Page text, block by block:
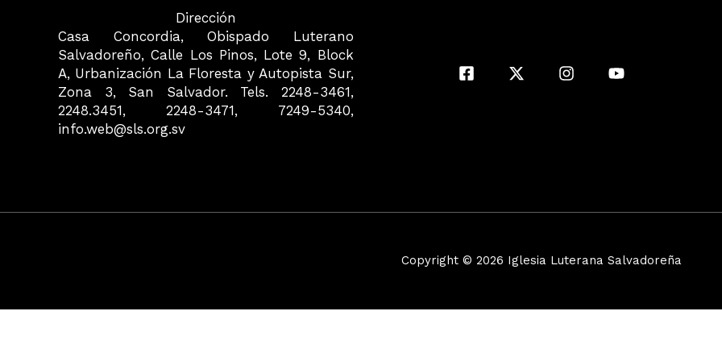
Dirección
Casa Concordia, Obispado Luterano
Salvadoreño, Calle Los Pinos, Lote 9, Block
A, Urbanización La Floresta y Autopista Sur,
Zona 3, San Salvador. Tels. 2248-3461,
2248.3451, 2248-3471, 7249-5340,
info.web@sls.org.sv
Copyright © 2026 Iglesia Luterana Salvadoreña